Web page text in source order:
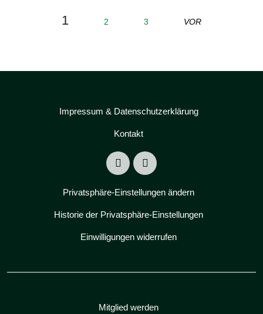
1 2 3 VOR
Impressum & Datenschutzerklärung
Kontakt
Privatsphäre-Einstellungen ändern
Historie der Privatsphäre-Einstellungen
Einwilligungen widerrufen
Mitglied werden